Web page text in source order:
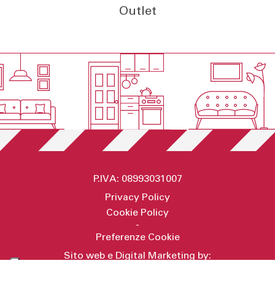
Outlet
P.IVA: 08993031007
Privacy Policy
Cookie Policy
-
Preferenze Cookie
Sito web e Digital Marketing by: